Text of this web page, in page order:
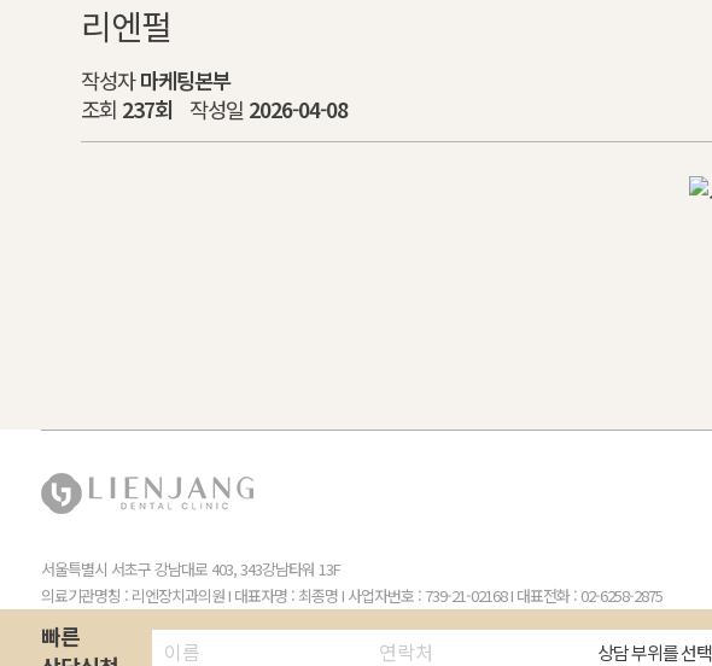
빠른
리엔펄
작성자마케팅본부
조회 237회 작성일 2026-04-08
서울특별시 서초구 강남대로 403, 343강남타워 13F
의료기관명칭 : 리엔장치과의원 I 대표자명 : 최종명 I 사업자번호 : 739-21-02168I 대표전화 : 02-6258-2875